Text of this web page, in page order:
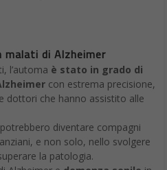
di Alzheimer
l’automa è stato in grado di
con estrema precisione,
dottori che hanno assistito alle
diventare compagni
e non solo, nello svolgere
la patologia.